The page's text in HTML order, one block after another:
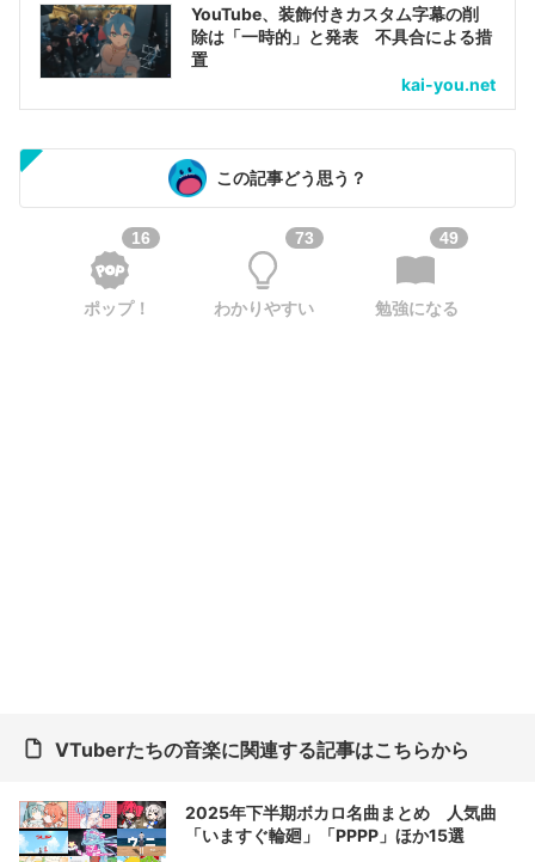
YouTube、装飾付きカスタム字幕の削
除は「一時的」と発表 不具合による措
置
kai-you.net
この記事どう思う？
16
ポップ！
73
わかりやすい
49
勉強になる
VTuberたちの音楽に関連する記事はこちらから
2025年下半期ボカロ名曲まとめ 人気曲
「いますぐ輪廻」「PPPP」ほか15選